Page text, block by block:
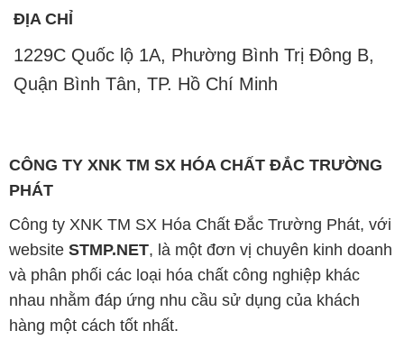
ĐỊA CHỈ
1229C Quốc lộ 1A, Phường Bình Trị Đông B,
Quận Bình Tân, TP. Hồ Chí Minh
CÔNG TY XNK TM SX HÓA CHẤT ĐẮC TRƯỜNG
PHÁT
Công ty XNK TM SX Hóa Chất Đắc Trường Phát, với
website STMP.NET, là một đơn vị chuyên kinh doanh
và phân phối các loại hóa chất công nghiệp khác
nhau nhằm đáp ứng nhu cầu sử dụng của khách
hàng một cách tốt nhất.